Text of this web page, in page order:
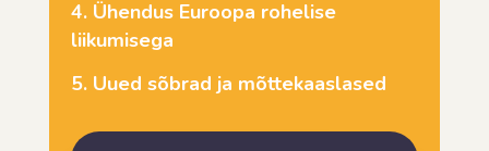
4. Ühendus Euroopa rohelise
liikumisega
5. Uued sõbrad ja mõttekaaslased